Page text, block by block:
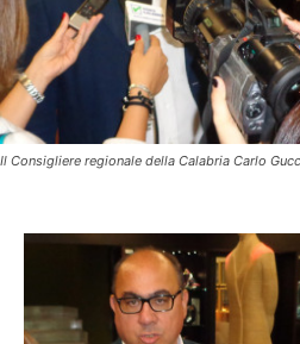
Il Consigliere regionale della Calabria Carlo